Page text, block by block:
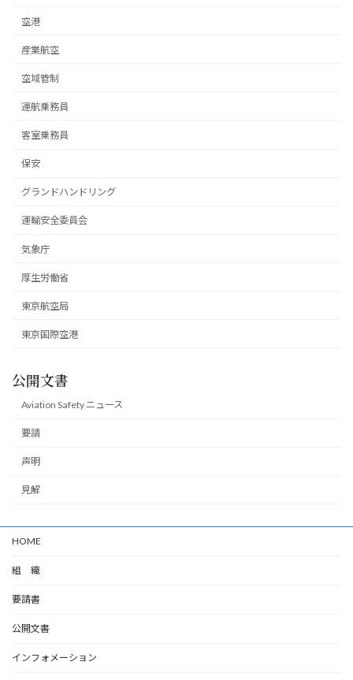
空港
産業航空
空域管制
運航乗務員
客室乗務員
保安
グランドハンドリング
運輸安全委員会
気象庁
厚生労働省
東京航空局
東京国際空港
公開文書
Aviation Safety ニュース
要請
声明
見解
HOME
組 織
要請書
公開文書
インフォメーション